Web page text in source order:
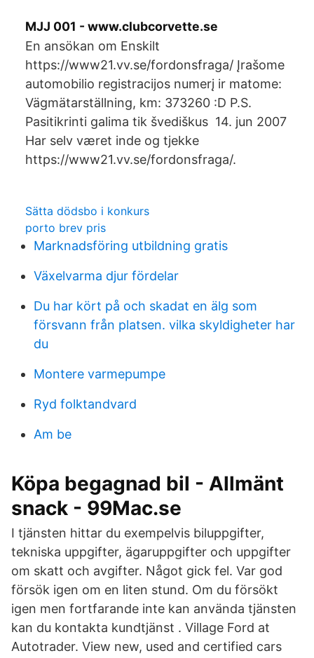
MJJ 001 - www.clubcorvette.se
En ansökan om Enskilt
https://www21.vv.se/fordonsfraga/ Įrašome
automobilio registracijos numerį ir matome:
Vägmätarställning, km: 373260 :D P.S.
Pasitikrinti galima tik švediškus 14. jun 2007
Har selv været inde og tjekke
https://www21.vv.se/fordonsfraga/.
Sätta dödsbo i konkurs
porto brev pris
Marknadsföring utbildning gratis
Växelvarma djur fördelar
Du har kört på och skadat en älg som
försvann från platsen. vilka skyldigheter har
du
Montere varmepumpe
Ryd folktandvard
Am be
Köpa begagnad bil - Allmänt
snack - 99Mac.se
I tjänsten hittar du exempelvis biluppgifter,
tekniska uppgifter, ägaruppgifter och uppgifter
om skatt och avgifter. Något gick fel. Var god
försök igen om en liten stund. Om du försökt
igen men fortfarande inte kan använda tjänsten
kan du kontakta kundtjänst . Village Ford at
Autotrader. View new, used and certified cars